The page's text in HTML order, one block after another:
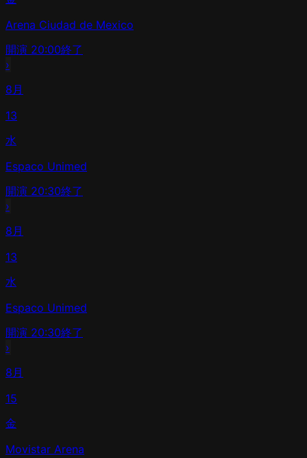
Arena Ciudad de Mexico
開演 20:00終了
›
8月
13
水
Espaco Unimed
開演 20:30終了
›
8月
13
水
Espaco Unimed
開演 20:30終了
›
8月
15
金
Movistar Arena